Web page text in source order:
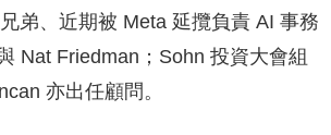
弟、近期被 Meta 延攬負責 AI 事務
Nat Friedman；Sohn 投資大會組
亦出任顧問。